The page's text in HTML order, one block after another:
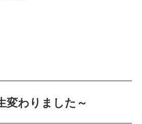
変わりました～